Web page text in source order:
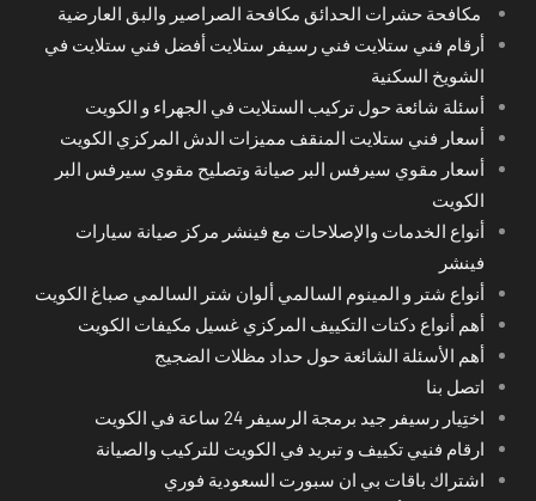
مكافحة حشرات الحدائق مكافحة الصراصير والبق العارضية
أرقام فني ستلايت فني رسيفر ستلايت أفضل فني ستلايت في
الشويخ السكنية
أسئلة شائعة حول تركيب الستلايت في الجهراء و الكويت
أسعار فني ستلايت المنقف مميزات الدش المركزي الكويت
أسعار مقوي سيرفس البر صيانة وتصليح مقوي سيرفس البر
الكويت
أنواع الخدمات والإصلاحات مع فينشر مركز صيانة سيارات
فينشر
أنواع شتر و المينوم السالمي ألوان شتر السالمي صباغ الكويت
أهم أنواع دكتات التكييف المركزي غسيل مكيفات الكويت
أهم الأسئلة الشائعة حول حداد مظلات الضجيج
اتصل بنا
اختِيار رسيفر جيد برمجة الرسيفر 24 ساعة في الكويت
ارقام فنيي تكييف و تبريد في الكويت للتركيب والصيانة
اشتراك باقات بي ان سبورت السعودية فوري